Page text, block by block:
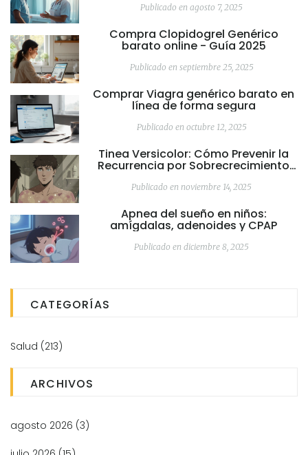
Publicado en agosto 7, 2025
Compra Clopidogrel Genérico
barato online - Guía 2025
Publicado en septiembre 25, 2025
Comprar Viagra genérico barato en
línea de forma segura
Publicado en octubre 12, 2025
Tinea Versicolor: Cómo Prevenir la
Recurrencia por Sobrecrecimiento
Publicado en noviembre 14, 2025
Apnea del sueño en niños:
amígdalas, adenoides y CPAP
Publicado en diciembre 8, 2025
CATEGORÍAS
Salud (213)
ARCHIVOS
agosto 2026 (3)